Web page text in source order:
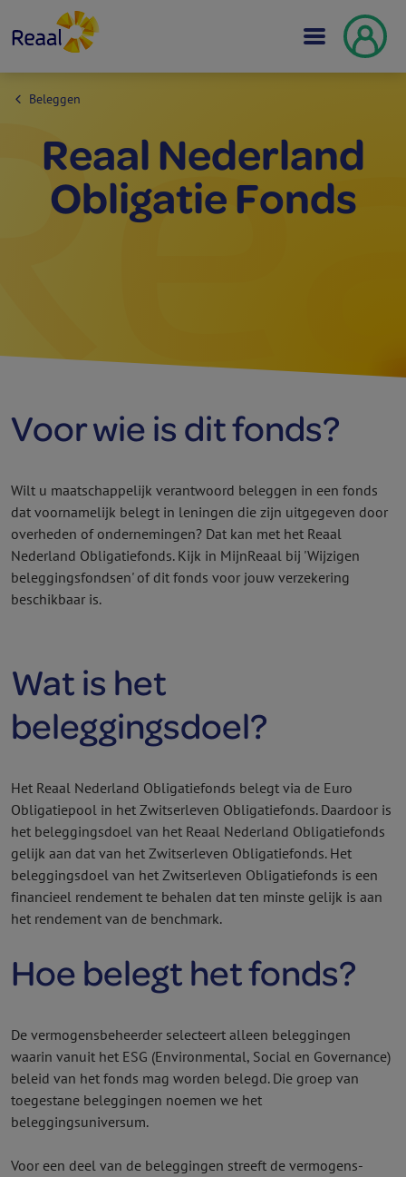
Beleggen
Reaal Nederland
Obligatie Fonds
Voor wie is dit fonds?
Wilt u maatschappelijk verantwoord beleggen in een fonds
dat voornamelijk belegt in leningen die zijn uitgegeven door
overheden of ondernemingen? Dat kan met het Reaal
Nederland Obligatie­fonds. Kijk in MijnReaal bij 'Wijzigen
beleggings­fondsen' of dit fonds voor jouw verzekering
beschikbaar is.
Wat is het
beleggingsdoel?
Het Reaal Nederland Obligatie­fonds belegt via de Euro
Obligatiepool in het Zwitserleven Obligatie­fonds. Daardoor is
het beleggingsdoel van het Reaal Nederland Obligatie­fonds
gelijk aan dat van het Zwitserleven Obligatie­fonds. Het
beleggingsdoel van het Zwitserleven Obligatie­fonds is een
financieel rendement te behalen dat ten minste gelijk is aan
het rendement van de benchmark.
Hoe belegt het fonds?
De vermogens­beheerder selecteert alleen beleggingen
waarin vanuit het ESG (Environmental, Social en Governance)
beleid van het fonds mag worden belegd. Die groep van
toegestane beleggingen noemen we het
beleggingsuniversum.
Voor een deel van de beleggingen streeft de vermogens­